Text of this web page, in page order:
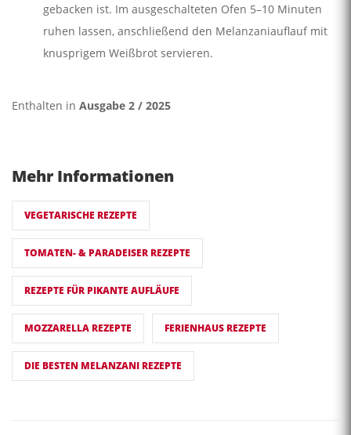
gebacken ist. Im ausgeschalteten Ofen 5–10 Minuten
ruhen lassen, anschließend den Melanzaniauflauf mit
knusprigem Weißbrot servieren.
Enthalten in Ausgabe 2 / 2025
Mehr Informationen
VEGETARISCHE REZEPTE
TOMATEN- & PARADEISER REZEPTE
REZEPTE FÜR PIKANTE AUFLÄUFE
MOZZARELLA REZEPTE FERIENHAUS REZEPTE
DIE BESTEN MELANZANI REZEPTE